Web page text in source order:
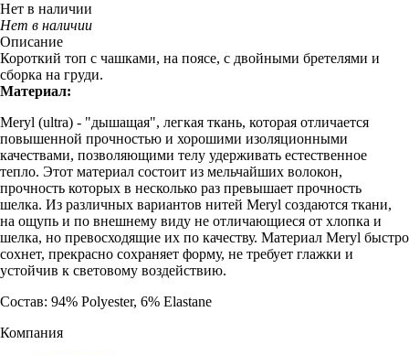
Нет в наличии
Нет в наличии
Описание
Короткий топ с чашками, на поясе, с двойными бретелями и
сборка на груди.
Материал:
Meryl (ultra) - "дышащая", легкая ткань, которая отличается
повышенной прочностью и хорошими изоляционными
качествами, позволяющими телу удерживать естественное
тепло. Этот материал состоит из мельчайших волокон,
прочность которых в несколько раз превышает прочность
шелка. Из различных вариантов нитей Meryl создаются ткани,
на ощупь и по внешнему виду не отличающиеся от хлопка и
шелка, но превосходящие их по качеству. Материал Meryl быстро
сохнет, прекрасно сохраняет форму, не требует глажки и
устойчив к световому воздействию.
Состав: 94% Polyester, 6% Elastane
Компания